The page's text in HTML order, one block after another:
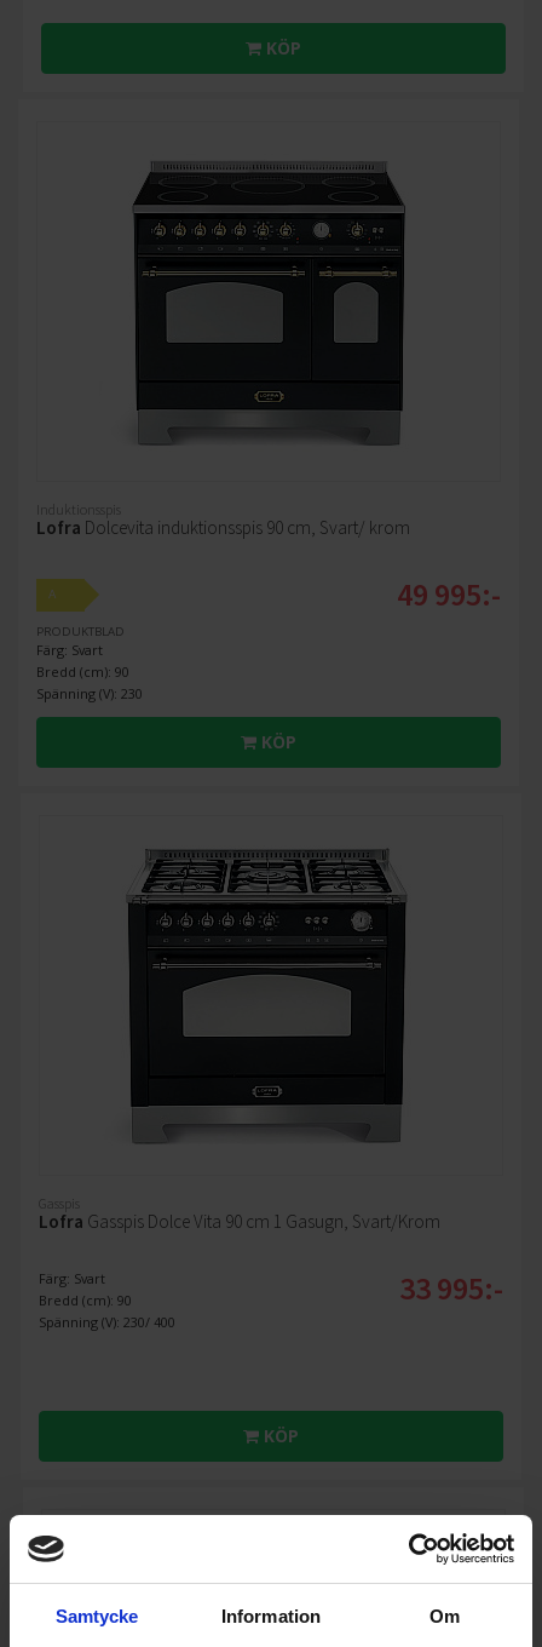
Samtycke Information Om
KÖP
Induktionsspis
Lofra Dolcevita induktionsspis 90 cm, Svart/ krom
A
PRODUKTBLAD
Färg: Svart
Bredd (cm): 90
Spänning (V): 230
49 995:-
KÖP
Gasspis
Lofra Gasspis Dolce Vita 90 cm 1 Gasugn, Svart/Krom
Färg: Svart
Bredd (cm): 90
Spänning (V): 230/ 400
33 995:-
KÖP